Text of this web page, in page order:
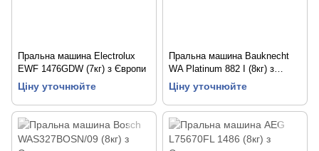
Пральна машина Electrolux
EWF 1476GDW (7кг) з Європи
Ціну уточнюйте
Пральна машина Bauknecht
WA Platinum 882 I (8кг) з
Європи
Ціну уточнюйте